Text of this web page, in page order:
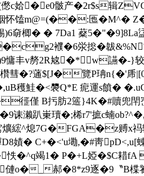
c姶�e0骳产�2r$s辑
m@=(��:匜�M^�
奛楖� � 7Da1 薒
襥�6泶捴�韍
v剺2R奿�*w讌�-}较勬
�?蓪$[J�覽P珃n{�'乕|[
穫鮭�<褜Q*E 痆運s饙�
徰僅 B扝肪2簉}4K�#贖兜
B�9诔濑趴崬瓄�;桸r7'摭c蝻
窝爌綋^熄7G�FGA�z赙
嫧� C+�<'u墈,�#靑
怢�^q竭1� P�+L婭�$C
僆o�_郝�8*z9逐�9〝B楪